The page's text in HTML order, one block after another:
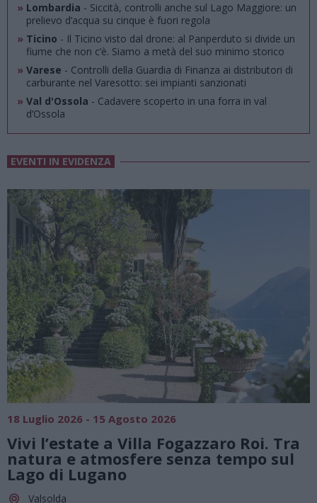
» Lombardia - Siccità, controlli anche sul Lago Maggiore: un
prelievo d’acqua su cinque è fuori regola
» Ticino - Il Ticino visto dal drone: al Panperduto si divide un
fiume che non c’è. Siamo a metà del suo minimo storico
» Varese - Controlli della Guardia di Finanza ai distributori di
carburante nel Varesotto: sei impianti sanzionati
» Val d'Ossola - Cadavere scoperto in una forra in val
d’Ossola
EVENTI IN EVIDENZA
Roi. Tra
sul Summer Green Festival:
agosto, musica e
le stelle a Cassano Magnago